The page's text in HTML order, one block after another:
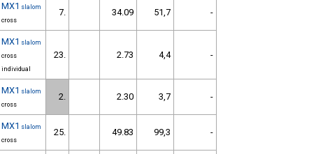
MX1 slalom
cross
7. 34.09 51,7 -
MX1 slalom
cross
individual
23. 2.73 4,4 -
MX1 slalom
cross
2. 2.30 3,7 -
MX1 slalom
cross
25. 49.83 99,3 -